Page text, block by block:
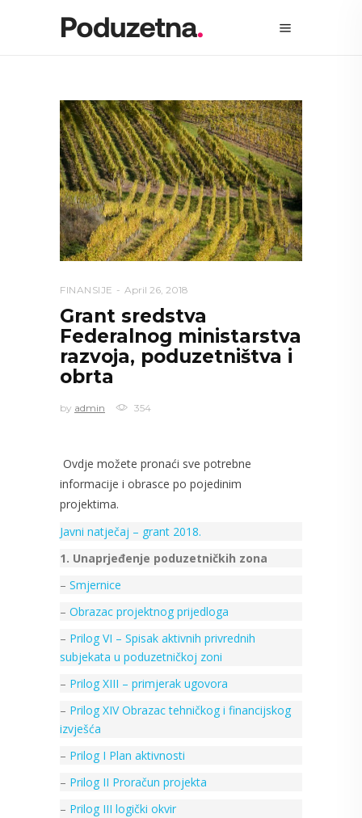
FINANSIJE April 26, 2018
Grant sredstva
Federalnog ministarstva
razvoja, poduzetništva i
obrta
by admin 354
Ovdje možete pronaći sve potrebne
informacije i obrasce po pojedinim
projektima.
Javni natječaj – grant 2018.
1. Unaprjeđenje poduzetničkih zona
– Smjernice
– Obrazac projektnog prijedloga
– Prilog VI – Spisak aktivnih privrednih
subjekata u poduzetničkoj zoni
– Prilog XIII – primjerak ugovora
– Prilog XIV Obrazac tehničkog i financijskog
izvješća
– Prilog I Plan aktivnosti
– Prilog II Proračun projekta
– Prilog III logički okvir